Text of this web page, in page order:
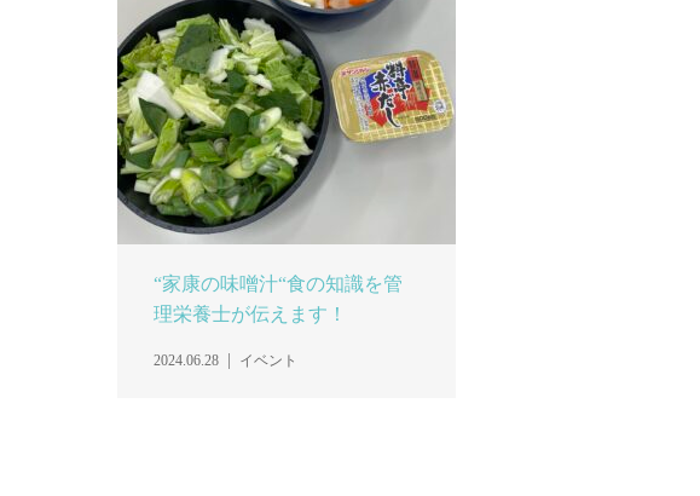
“家康の味噌汁“食の知識を管
理栄養士が伝えます！
2024.06.28 イベント